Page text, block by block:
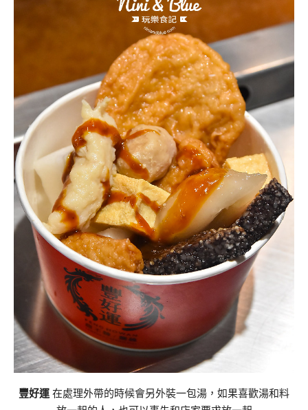
豐好運 在處理外帶的時候會另外裝一包湯，如果喜歡湯和料